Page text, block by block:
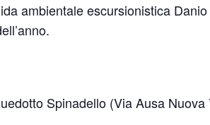
ambientale escursionistica
Spinadello (Via Ausa